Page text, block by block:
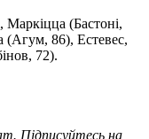
Маркіцца (Бастоні,
86), Естевес,
72).
Підписуйтесь на